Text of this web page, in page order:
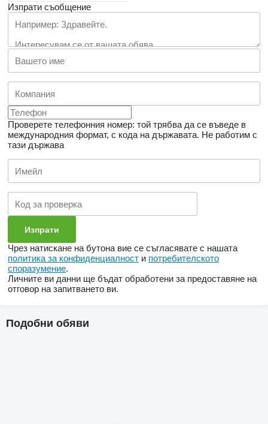
Изпрати съобщение
Проверете телефонния номер: той трябва да се въведе в
международния формат, с кода на държавата. Не работим с
тази държава
Чрез натискане на бутона вие се съгласявате с нашата
политика за конфиденциалност и потребителското
споразумение.
Личните ви данни ще бъдат обработени за предоставяне на
отговор на запитването ви.
Подобни обяви